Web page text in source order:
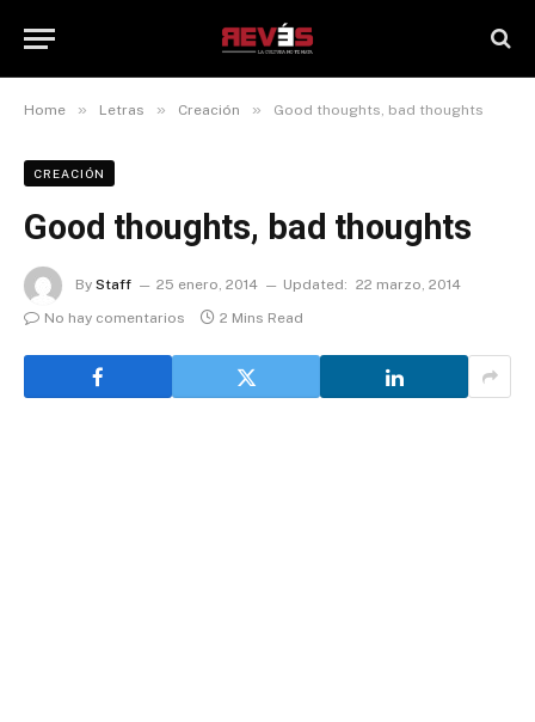
Home » Letras » Creación » Good thoughts, bad thoughts
CREACIÓN
Good thoughts, bad thoughts
By Staff 25 enero, 2014 Updated: 22 marzo, 2014
No hay comentarios
2 Mins Read